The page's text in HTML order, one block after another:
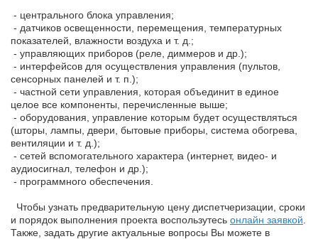
- центрального блока управления;
- датчиков освещенности, перемещения, температурных
показателей, влажности воздуха и т. д.;
- управляющих приборов (реле, диммеров и др.);
- интерфейсов для осуществления управления (пультов,
сенсорных панелей и т. п.);
- частной сети управления, которая объединит в единое
целое все компоненты, перечисленные выше;
- оборудования, управление которым будет осуществляться
(шторы, лампы, двери, бытовые приборы, система обогрева,
вентиляции и т. д.);
- сетей вспомогательного характера (интернет, видео- и
аудиосигнал, телефон и др.);
- программного обеспечения.
Чтобы узнать предварительную цену диспетчеризации, сроки
и порядок выполнения проекта воспользутесь онлайн заявкой
Также, задать другие актуальные вопросы Вы можете в